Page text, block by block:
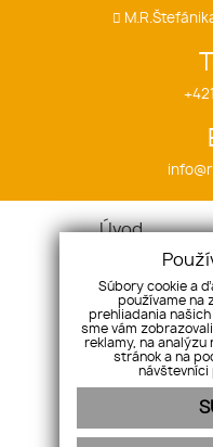
Úvod
Náš tím
Referencie
Ponúknite nám
Kontakt
Súbory cookie a
používame na
prehliadania
sme vám
reklamy, na
stránok a na
návštevníci